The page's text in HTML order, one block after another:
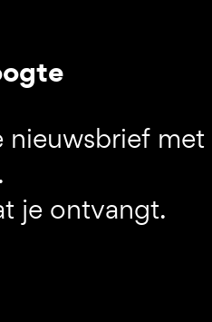
nieuwsbrief
je ontvangt.